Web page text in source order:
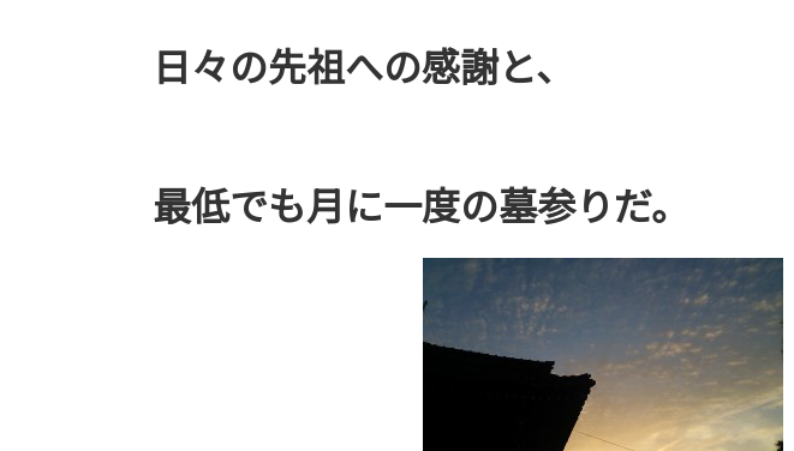
日々の先祖への感謝と、
最低でも月に一度の墓参りだ。